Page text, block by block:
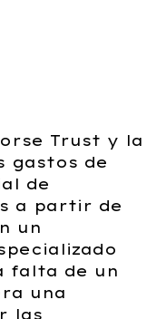
Trust y la
gastos de
de
a partir de
un
falta de un
una
las